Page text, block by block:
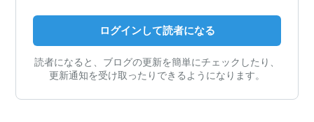
ログインして読者になる
読者になると、ブログの更新を簡単にチェックしたり、
更新通知を受け取ったりできるようになります。